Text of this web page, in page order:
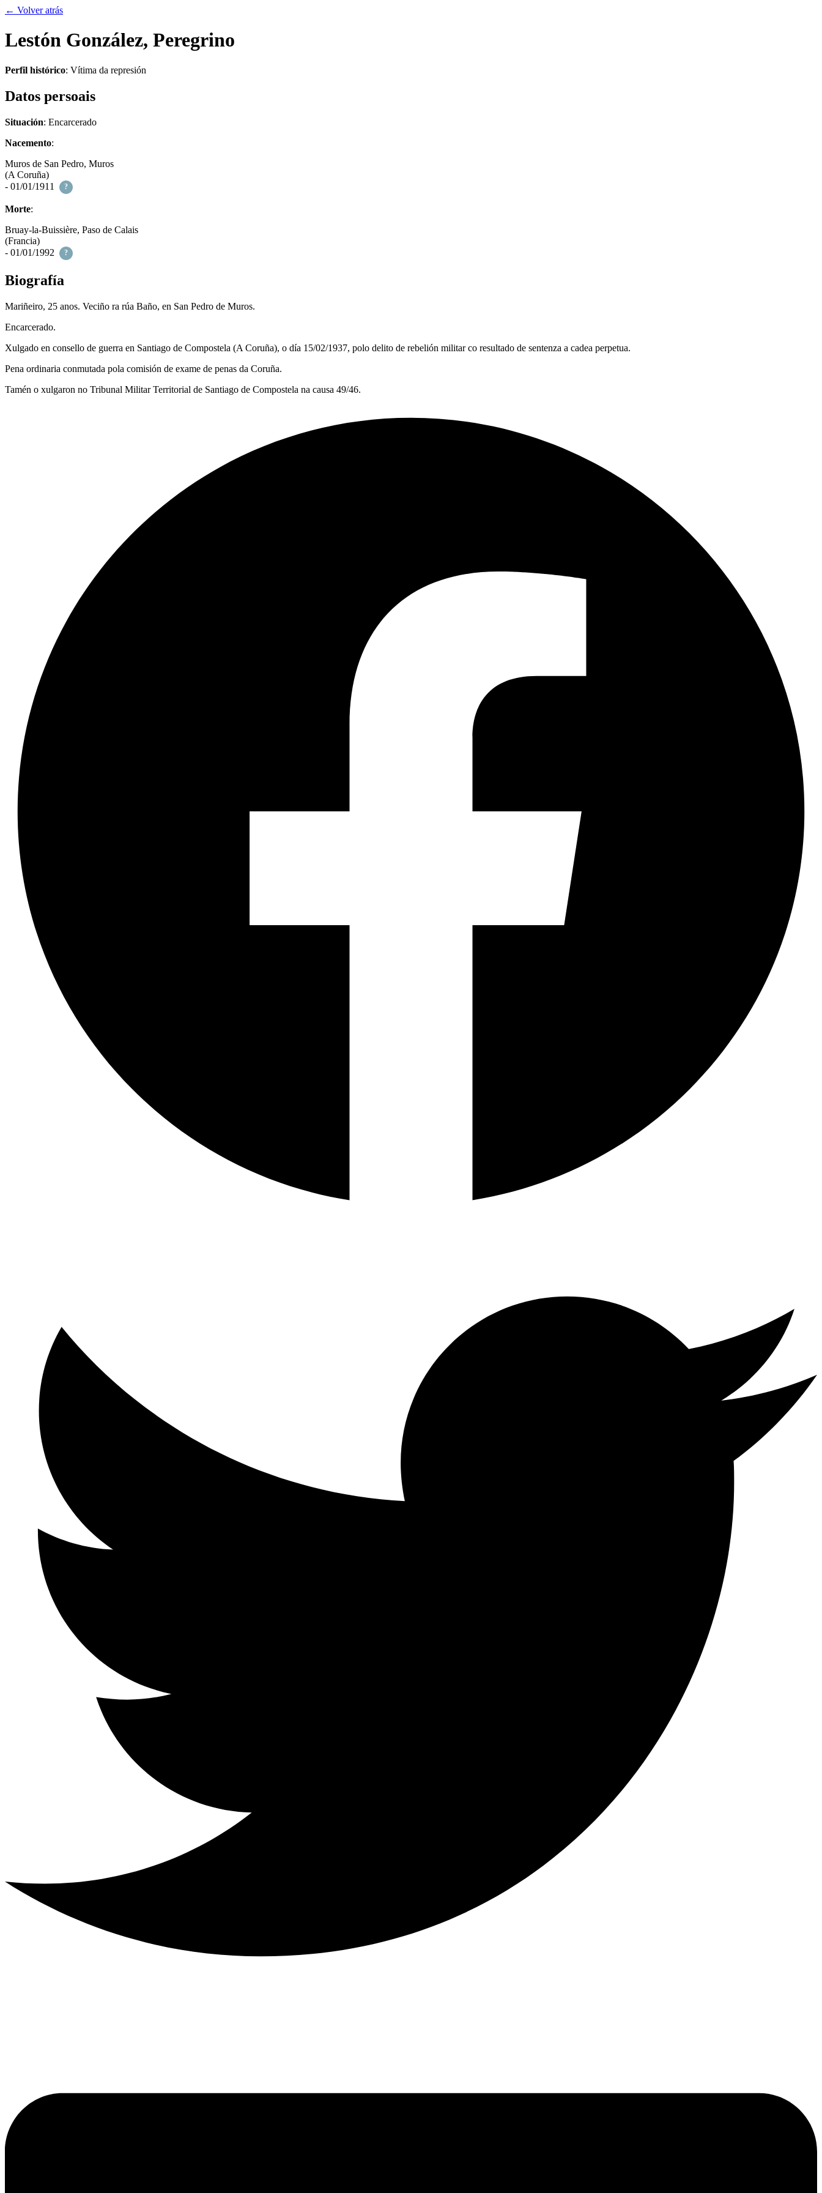
← Volver atrás
Lestón González, Peregrino
Perfil histórico: Vítima da represión
Datos persoais
Situación: Encarcerado
Nacemento:
Muros de San Pedro, Muros
(A Coruña)
- 01/01/1911
?
Morte:
Bruay-la-Buissière, Paso de Calais
(Francia)
- 01/01/1992
?
Biografía
Mariñeiro, 25 anos. Veciño ra rúa Baño, en San Pedro de Muros.
Encarcerado.
Xulgado en consello de guerra en Santiago de Compostela (A Coruña), o día 15/02/1937, polo delito de rebelión militar co resultado de sentenza a cadea perpetua.
Pena ordinaria conmutada pola comisión de exame de penas da Coruña.
Tamén o xulgaron no Tribunal Militar Territorial de Santiago de Compostela na causa 49/46.